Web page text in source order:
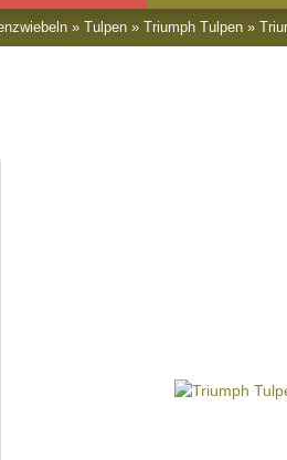
Blumenwiesen
» Tulpen » Triumph Tulpen »